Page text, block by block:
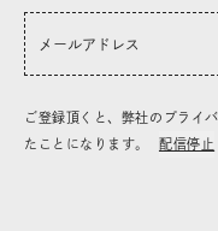
ご登録頂くと、弊社のプライ
たことになります。
配信停止